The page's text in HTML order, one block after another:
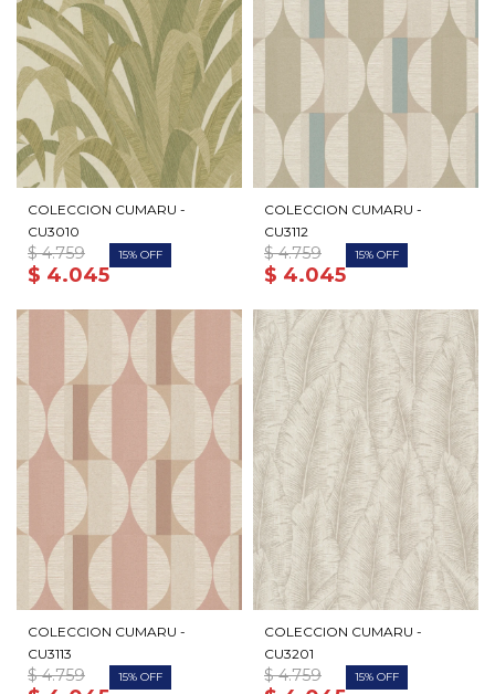
COLECCION CUMARU -
CU3010
$ 4.045
$ 4.759 15
COLECCION CUMARU -
CU3112
$ 4.045
$ 4.759 15
COLECCION CUMARU -
CU3113
$ 4.759 15
COLECCION CUMARU -
CU3201
$ 4.759 15